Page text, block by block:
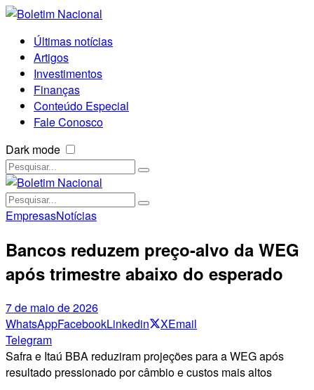
Últimas notícias
Artigos
Investimentos
Finanças
Conteúdo Especial
Fale Conosco
Dark mode
EmpresasNotícias
Bancos reduzem preço-alvo da WEG
após trimestre abaixo do esperado
7 de maio de 2026
WhatsAppFacebookLinkedin XEmail
Telegram
Safra e Itaú BBA reduziram projeções para a WEG após
resultado pressionado por câmbio e custos mais altos